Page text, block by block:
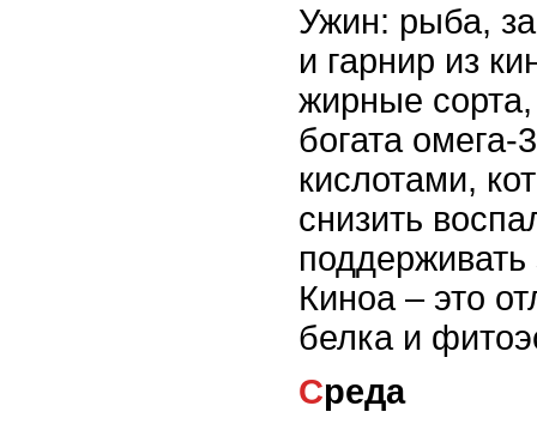
Ужин: рыба,
и гарнир из
жирные сорта,
богата
кислотами,
снизить
Киноа – это
белка и
Среда